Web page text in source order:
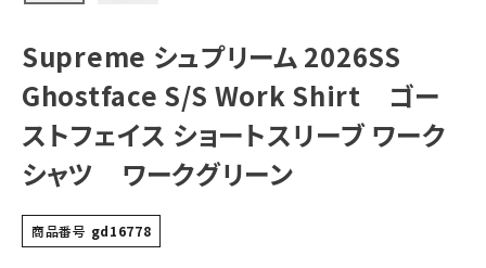
キャップ・ハット
ニット帽・ビーニー
バックパック・リュック
その他バッグ類
スニーカー・ブーツ
Supreme シュプリーム 2026SS
Ghostface S/S Work Shirt ゴー
ストフェイス ショートスリーブ ワーク
シャツ ワークグリーン
商品番号 gd16778